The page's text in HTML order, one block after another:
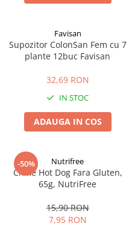
Favisan
Supozitor ColonSan Fem cu 7
plante 12buc Favisan
32,69 RON
IN STOC
ADAUGA IN COS
-50% Nutrifree
Chifle Hot Dog Fara Gluten,
65g, NutriFree
15,90 RON
7,95 RON